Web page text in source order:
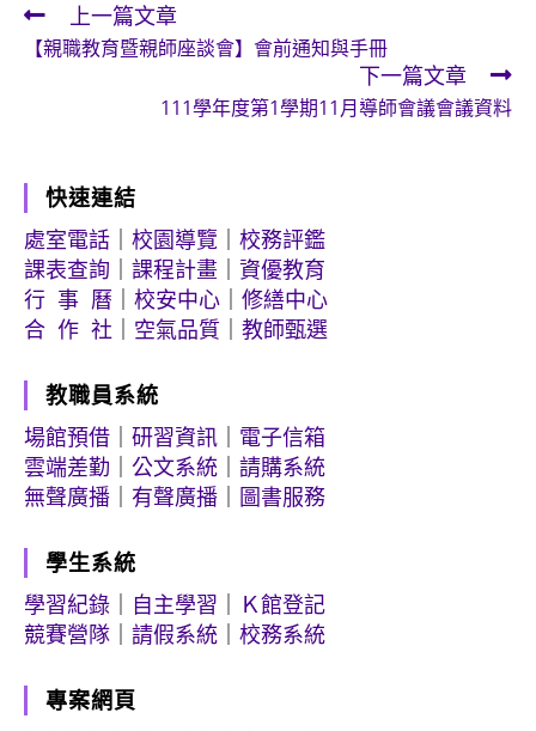
Read
more
上一篇文章
【親職教育暨親師座談會】會前通知與手冊
下一篇文章
111學年度第1學期11月導師會議會議資料
快速連結
處室電話
校園導覽
校務評鑑
課表查詢
課程計畫
資優教育
行 事 曆
校安中心
修繕中心
合 作 社
空氣品質 教師甄選
教職員系統
場館預借
研習資訊
電子信箱
雲端差勤
公文系統
請購系統
無聲廣播
有聲廣播 圖書服務
學生系統
學習紀錄
自主學習
Ｋ館登記
競賽營隊
請假系統 校務系統
專案網頁